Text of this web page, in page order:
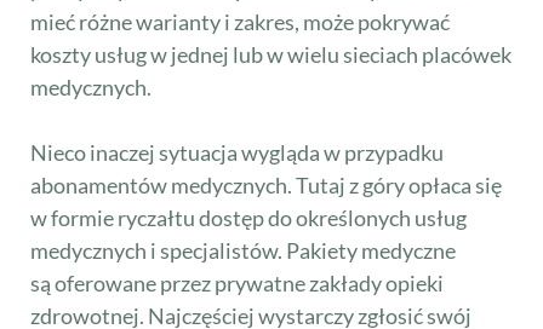
mieć różne warianty i zakres, może pokrywać
koszty usług w jednej lub w wielu sieciach placówek
medycznych.
Nieco inaczej sytuacja wygląda w przypadku
abonamentów medycznych. Tutaj z góry opłaca się
w formie ryczałtu dostęp do określonych usług
medycznych i specjalistów. Pakiety medyczne
są oferowane przez prywatne zakłady opieki
zdrowotnej. Najczęściej wystarczy zgłosić swój